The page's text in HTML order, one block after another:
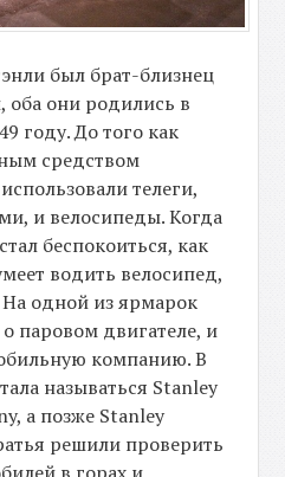
был брат-близнец
оба они родились в
году. До того как
средством
телеги,
и велосипеды. Когда
беспокоиться, как
водить велосипед,
На одной из ярмарок
паровом двигателе, и
компанию. В
называться Stanley
а позже Stanley
решили проверить